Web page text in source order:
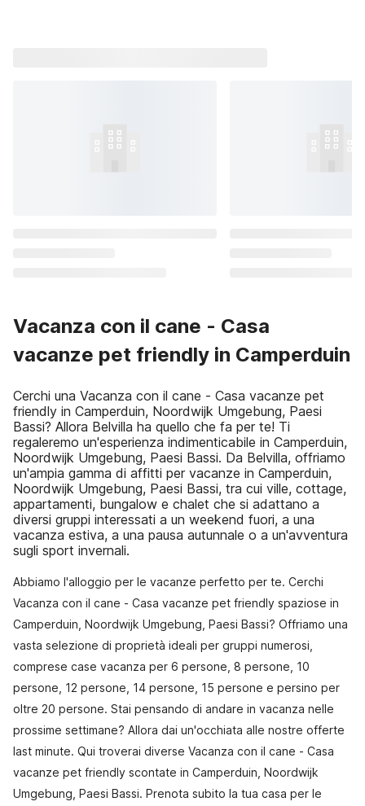
Vacanza con il cane - Casa
vacanze pet friendly in Camperduin
Cerchi una Vacanza con il cane - Casa vacanze pet
friendly in Camperduin, Noordwijk Umgebung, Paesi
Bassi? Allora Belvilla ha quello che fa per te! Ti
regaleremo un'esperienza indimenticabile in Camperduin,
Noordwijk Umgebung, Paesi Bassi. Da Belvilla, offriamo
un'ampia gamma di affitti per vacanze in Camperduin,
Noordwijk Umgebung, Paesi Bassi, tra cui ville, cottage,
appartamenti, bungalow e chalet che si adattano a
diversi gruppi interessati a un weekend fuori, a una
vacanza estiva, a una pausa autunnale o a un'avventura
sugli sport invernali.
Abbiamo l'alloggio per le vacanze perfetto per te. Cerchi
Vacanza con il cane - Casa vacanze pet friendly spaziose in
Camperduin, Noordwijk Umgebung, Paesi Bassi? Offriamo una
vasta selezione di proprietà ideali per gruppi numerosi,
comprese case vacanza per 6 persone, 8 persone, 10
persone, 12 persone, 14 persone, 15 persone e persino per
oltre 20 persone. Stai pensando di andare in vacanza nelle
prossime settimane? Allora dai un'occhiata alle nostre offerte
last minute. Qui troverai diverse Vacanza con il cane - Casa
vacanze pet friendly scontate in Camperduin, Noordwijk
Umgebung, Paesi Bassi. Prenota subito la tua casa per le